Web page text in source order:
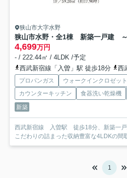
狭山市大字水野
4,699万円
- / 222.44㎡ / 4LDK /予定
西武新宿線「入曽」駅 徒歩18分
西
プロパンガス ウォークインクロゼット
カウンターキッチン
食器洗い乾燥機
新築
西武新宿線 入曽駅 徒歩18分、新築一戸建て
こだわりの詰まった収納豊富な4LDKの間
1